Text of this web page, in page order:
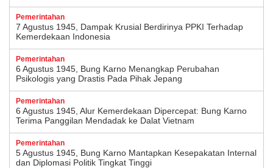
Pemerintahan
7 Agustus 1945, Dampak Krusial Berdirinya PPKI Terhadap
Kemerdekaan Indonesia
Pemerintahan
6 Agustus 1945, Bung Karno Menangkap Perubahan
Psikologis yang Drastis Pada Pihak Jepang
Pemerintahan
6 Agustus 1945, Alur Kemerdekaan Dipercepat: Bung Karno
Terima Panggilan Mendadak ke Dalat Vietnam
Pemerintahan
5 Agustus 1945, Bung Karno Mantapkan Kesepakatan Internal
dan Diplomasi Politik Tingkat Tinggi